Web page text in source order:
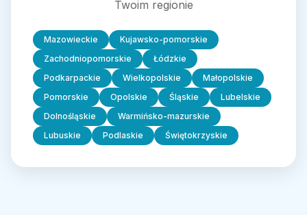
Twoim regionie
Mazowieckie
Kujawsko-pomorskie
Zachodniopomorskie
Łódzkie
Podkarpackie
Wielkopolskie
Małopolskie
Pomorskie
Opolskie Śląskie
Lubelskie
Dolnośląskie
Warmińsko-mazurskie
Lubuskie
Podlaskie Świętokrzyskie